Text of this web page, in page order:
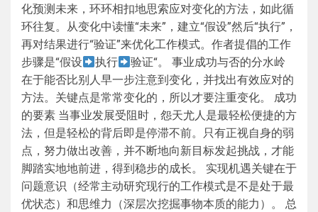
化预测未来，环环相扣地思索应对变化的方法，如此循
环往复。从变化中读懂“未来”，建立“假设”然后“执行”，
再对结果进行“验证”来优化工作模式。作者提倡的工作
步骤是“假设
执行
验证“。 事业成功与否的分水岭
在于能否比别人早一步注意到变化，并找出有效应对的
方法。关键点是常常变化的，所以才要注重变化。 成功
的要素 当事业发展受阻时，怨天尤人是最轻松便捷的方
法，但是轻松的背后即是停滞不前。只有正视自身的弱
点，努力做出改善，并不断地向新目标发起挑战，才能
脚踏实地地前进，得到稳步的成长。 实现机遇关键在于
问题意识（经常主动研究现行的工作模式是不是处于最
优状态）和思维力（深层次挖掘事物本质的能力）。 总